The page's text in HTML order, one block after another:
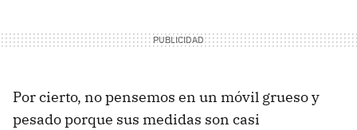
Por cierto, no pensemos en un móvil grueso y
pesado porque sus medidas son casi